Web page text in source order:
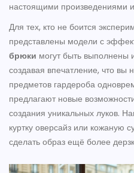
настоящими произведениями
Для тех, кто не боится
представлены модели с
брюки могут быть выполнены
создавая впечатление, что вы
предметов гардероба
предлагают новые
создания уникальных луков.
куртку оверсайз или кожаную
сделать образ ещё более